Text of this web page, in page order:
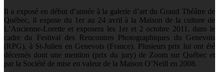
Il a exposé en début d’année à la galerie d’art du Grand Théâtre de
Québec, il expose du 1er au 24 avril à la Maison de la culture de
L’Ancienne-Lorette et exposera les 1er et 2 octobre 2011, dans le
cadre du Festival des Rencontres Photographiques du Genevois
(RPG), à St-Julien en Genevois (France). Plusieurs prix lui ont été
décernés dont une mention (prix du jury) de Zoom sur Québec et
par la Société de mise en valeur de la Maison O’Neill en 2008.